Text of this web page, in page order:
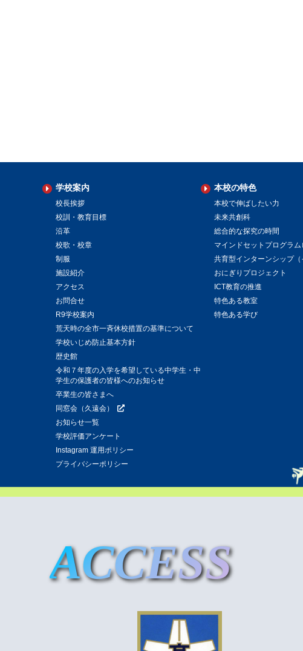
学校案内
校長挨拶
校訓・教育目標
沿革
校歌・校章
制服
施設紹介
アクセス
お問合せ
R9学校案内
荒天時の全市一斉休校措置の基準について
学校いじめ防止基本方針
歴史館
令和７年度の入学を希望している中学生・中
学生の保護者の皆様へのお知らせ
卒業生の皆さまへ
同窓会（久遠会）
お知らせ一覧
学校評価アンケート
Instagram 運用ポリシー
プライバシーポリシー
本校の特色
本校で伸ばしたい力
未来共創科
総合的な探究の時間
マインドセットプログラ
共育型インターンシップ（
おにぎりプロジェクト
ICT教育の推進
特色ある教室
特色ある学び
ACCESS